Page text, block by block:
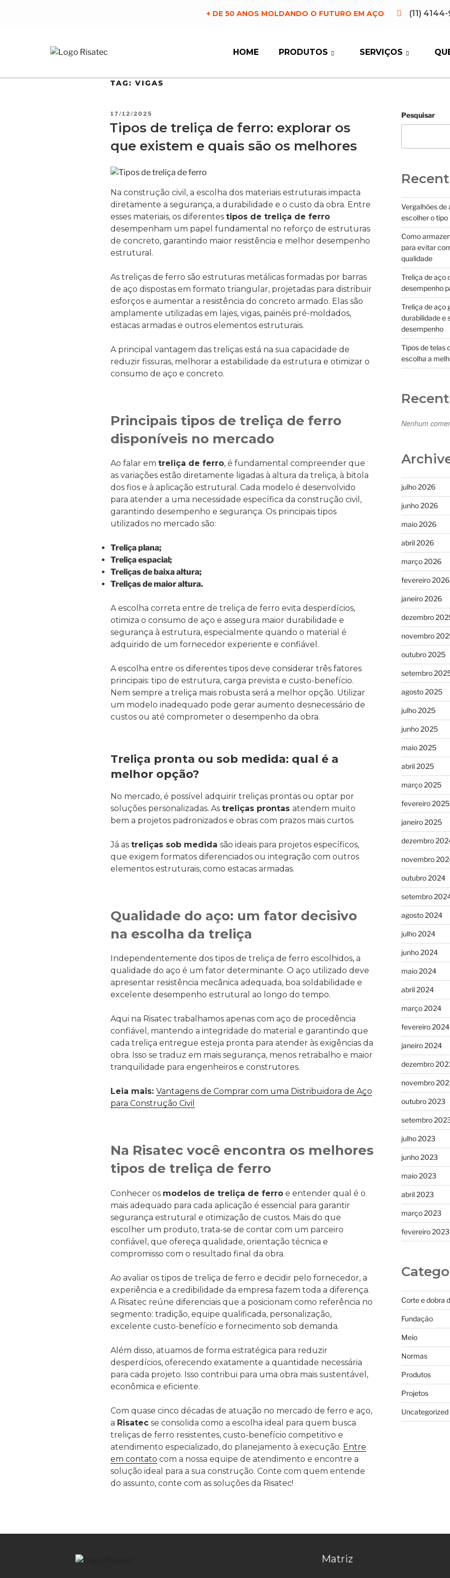
+ DE 50 ANOS MOLDANDO O FUTURO EM AÇO (11)
HOME PRODUTOS SERVIÇOS
TAG: VIGAS
17/12/2025
Tipos de treliça de ferro: explorar os
que existem e quais são os melhores
Na construção civil, a escolha dos materiais estruturais impacta
diretamente a segurança, a durabilidade e o custo da obra. Entre
esses materiais, os diferentes tipos de treliça de ferro
desempenham um papel fundamental no reforço de estruturas
de concreto, garantindo maior resistência e melhor desempenho
estrutural.
As treliças de ferro são estruturas metálicas formadas por barras
de aço dispostas em formato triangular, projetadas para distribuir
esforços e aumentar a resistência do concreto armado. Elas são
amplamente utilizadas em lajes, vigas, painéis pré-moldados,
estacas armadas e outros elementos estruturais.
A principal vantagem das treliças está na sua capacidade de
reduzir fissuras, melhorar a estabilidade da estrutura e otimizar o
consumo de aço e concreto.
Principais tipos de treliça de ferro
disponíveis no mercado
Ao falar em treliça de ferro, é fundamental compreender que
as variações estão diretamente ligadas à altura da treliça, à bitola
dos fios e à aplicação estrutural. Cada modelo é desenvolvido
para atender a uma necessidade específica da construção civil,
garantindo desempenho e segurança. Os principais tipos
utilizados no mercado são:
Treliça plana;
Treliça espacial;
Treliças de baixa altura;
Treliças de maior altura.
A escolha correta entre de treliça de ferro evita desperdícios,
otimiza o consumo de aço e assegura maior durabilidade e
segurança à estrutura, especialmente quando o material é
adquirido de um fornecedor experiente e confiável.
A escolha entre os diferentes tipos deve considerar três fatores
principais: tipo de estrutura, carga prevista e custo-benefício.
Nem sempre a treliça mais robusta será a melhor opção. Utilizar
um modelo inadequado pode gerar aumento desnecessário de
custos ou até comprometer o desempenho da obra.
Treliça pronta ou sob medida: qual é a
melhor opção?
No mercado, é possível adquirir treliças prontas ou optar por
soluções personalizadas. As treliças prontas atendem muito
bem a projetos padronizados e obras com prazos mais curtos.
Já as treliças sob medida são ideais para projetos específicos,
que exigem formatos diferenciados ou integração com outros
elementos estruturais, como estacas armadas.
Qualidade do aço: um fator decisivo
na escolha da treliça
Independentemente dos tipos de treliça de ferro escolhidos, a
qualidade do aço é um fator determinante. O aço utilizado deve
apresentar resistência mecânica adequada, boa soldabilidade e
excelente desempenho estrutural ao longo do tempo.
Aqui na Risatec trabalhamos apenas com aço de procedência
confiável, mantendo a integridade do material e garantindo que
cada treliça entregue esteja pronta para atender às exigências da
obra. Isso se traduz em mais segurança, menos retrabalho e maior
tranquilidade para engenheiros e construtores.
Leia mais: Vantagens de Comprar com uma Distribuidora de Aço
para Construção Civil
Na Risatec você encontra os melhores
tipos de treliça de ferro
Conhecer os modelos de treliça de ferro e entender qual é o
mais adequado para cada aplicação é essencial para garantir
segurança estrutural e otimização de custos. Mais do que
escolher um produto, trata-se de contar com um parceiro
confiável, que ofereça qualidade, orientação técnica e
compromisso com o resultado final da obra.
Ao avaliar os tipos de treliça de ferro e decidir pelo fornecedor, a
experiência e a credibilidade da empresa fazem toda a diferença.
A Risatec reúne diferenciais que a posicionam como referência no
segmento: tradição, equipe qualificada, personalização,
excelente custo-benefício e fornecimento sob demanda.
Além disso, atuamos de forma estratégica para reduzir
desperdícios, oferecendo exatamente a quantidade necessária
para cada projeto. Isso contribui para uma obra mais sustentável,
econômica e eficiente.
Com quase cinco décadas de atuação no mercado de ferro e aço,
a Risatec se consolida como a escolha ideal para quem busca
treliças de ferro resistentes, custo-benefício competitivo e
atendimento especializado, do planejamento à execução. Entre
em contato com a nossa equipe de atendimento e encontre a
solução ideal para a sua construção. Conte com quem entende
do assunto, conte com as soluções da Risatec!
Pesquisar
Vergalhões de
escolher o
Como
para evitar
qualidade
Treliça de aço
desempenho
Treliça de aço
durabilidade e
desempenho
Tipos de telas
escolha a
Nenhum
julho 2026
junho 2026
maio 2026
abril 2026
março 2026
fevereiro 2026
janeiro 2026
dezembro
novembro
outubro 2025
setembro
agosto 2025
julho 2025
junho 2025
maio 2025
abril 2025
março 2025
fevereiro 2025
janeiro 2025
dezembro
novembro
outubro 2024
setembro
agosto 2024
julho 2024
junho 2024
maio 2024
abril 2024
março 2024
fevereiro 2024
janeiro 2024
dezembro
novembro
outubro 2023
setembro
julho 2023
junho 2023
maio 2023
abril 2023
março 2023
fevereiro 2023
Corte e dobra
Fundação
Meio
Normas
Produtos
Projetos
Uncategorized
Matriz